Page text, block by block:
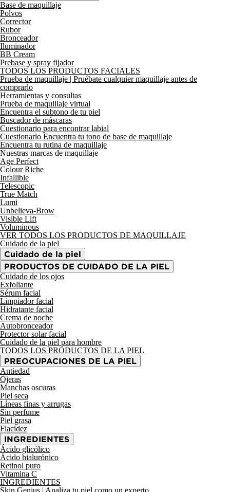
Base de maquillaje
Polvos
Corrector
Rubor
Bronceador
Iluminador
BB Cream
Prebase y spray fijador
TODOS LOS PRODUCTOS FACIALES
Prueba de maquillaje | Pruébate cualquier maquillaje antes de
comprarlo
Herramientas y consultas
Prueba de maquillaje virtual
Encuentra el subtono de tu piel
Buscador de máscaras
Cuestionario para encontrar labial
Cuestionario Encuentra tu tono de base de maquillaje
Encuentra tu rutina de maquillaje
Nuestras marcas de maquillaje
Age Perfect
Colour Riche
Infallible
Telescopic
True Match
Lumi
Unbelieva-Brow
Visible Lift
Voluminous
VER TODOS LOS PRODUCTOS DE MAQUILLAJE
Cuidado de la piel
Cuidado de la piel
PRODUCTOS DE CUIDADO DE LA PIEL
Cuidado de los ojos
Exfoliante
Sérum facial
Limpiador facial
Hidratante facial
Crema de noche
Autobronceador
Protector solar facial
Cuidado de la piel para hombre
TODOS LOS PRODUCTOS DE LA PIEL
PREOCUPACIONES DE LA PIEL
Antiedad
Ojeras
Manchas oscuras
Piel seca
Líneas finas y arrugas
Sin perfume
Piel grasa
Flacidez
INGREDIENTES
Ácido glicólico
Ácido hialurónico
Retinol puro
Vitamina C
INGREDIENTES
Skin Genius | Analiza tu piel como un experto